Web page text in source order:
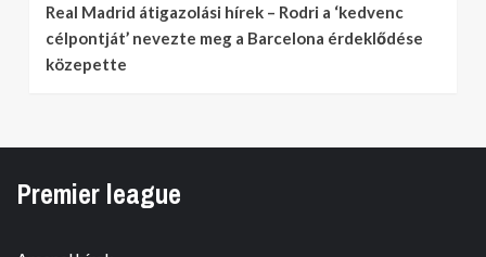
Real Madrid átigazolási hírek – Rodri a ‘kedvenc
célpontját’ nevezte meg a Barcelona érdeklődése
közepette
Premier league